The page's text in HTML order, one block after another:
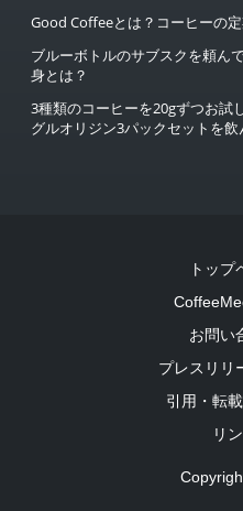
Good Coffeeとは？コーヒーの
ブルーボトルのサブスクを頼ん
身とは？
3種類のコーヒーを20gずつお試
グルオリジン3パックセットを飲
トップ
お問い
プレスリリ
引用・転
リ